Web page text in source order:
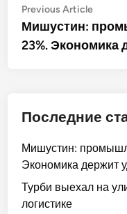
Post
navigation
Previous ArticlePrevious
article:
Мишустин:
23%. Экономика
Последние
Мишустин:
Экономика держит
Турби выехал на
логистике